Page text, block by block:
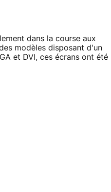
dans la course aux
modèles disposant d'un
et DVI, ces écrans ont été